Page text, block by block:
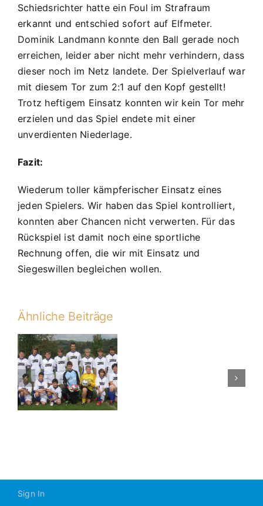
Schiedsrichter hatte ein Foul im Strafraum
erkannt und entschied sofort auf Elfmeter.
Dominik Landmann konnte den Ball gerade noch
erreichen, leider aber nicht mehr verhindern, dass
dieser noch im Netz landete. Der Spielverlauf war
mit diesem Tor zum 2:1 auf den Kopf gestellt!
Trotz heftigem Einsatz konnten wir kein Tor mehr
erzielen und das Spiel endete mit einer
unverdienten Niederlage.
Fazit:
Wiederum toller kämpferischer Einsatz eines
jeden Spielers. Wir haben das Spiel kontrolliert,
konnten aber Chancen nicht verwerten. Für das
Rückspiel ist damit noch eine sportliche
Rechnung offen, die wir mit Einsatz und
Siegeswillen begleichen wollen.
Ähnliche Beiträge
Sign In